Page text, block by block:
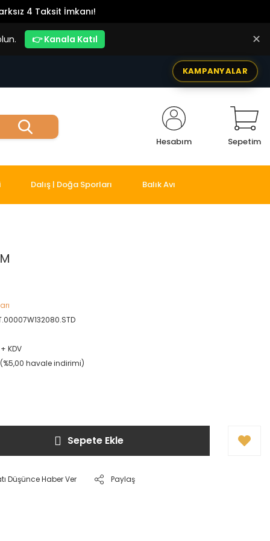
4 Taksit İmkanı!
👉 Kanala Katıl ✕
KAMPANYALAR
Hesabım Sepetim
Dalış | Doğa Sporları Balık Avı
KDV
(%5,00 havale indirimi)
Sepete Ekle
Düşünce Haber Ver Paylaş